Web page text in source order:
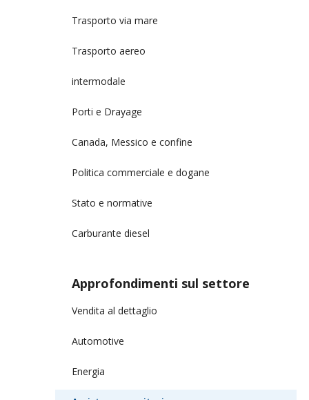
Trasporto via mare
Trasporto aereo
intermodale
Porti e Drayage
Canada, Messico e confine
Politica commerciale e dogane
Stato e normative
Carburante diesel
Approfondimenti sul settore
Vendita al dettaglio
Automotive
Energia